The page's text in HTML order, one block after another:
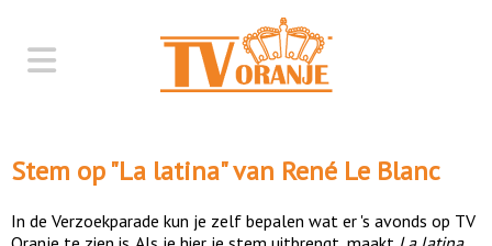
Stem op "La latina" van René Le Blanc
In de Verzoekparade kun je zelf bepalen wat er 's avonds op TV